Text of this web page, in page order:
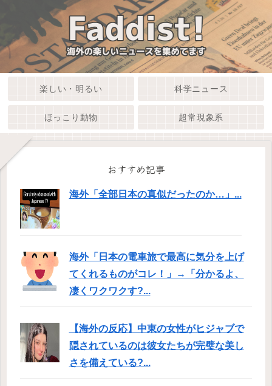
楽しい・明るい 科学ニュース
ほっこり動物 超常現象系
おすすめ記事
海外「全部日本の真似だったのか…」...
海外「日本の電車旅で最高に気分を上げ
てくれるものがコレ！」→「分かるよ、
凄くワクワクす?...
【海外の反応】中東の女性がヒジャブで
隠されているのは彼女たちが完璧な美し
さを備えている?...